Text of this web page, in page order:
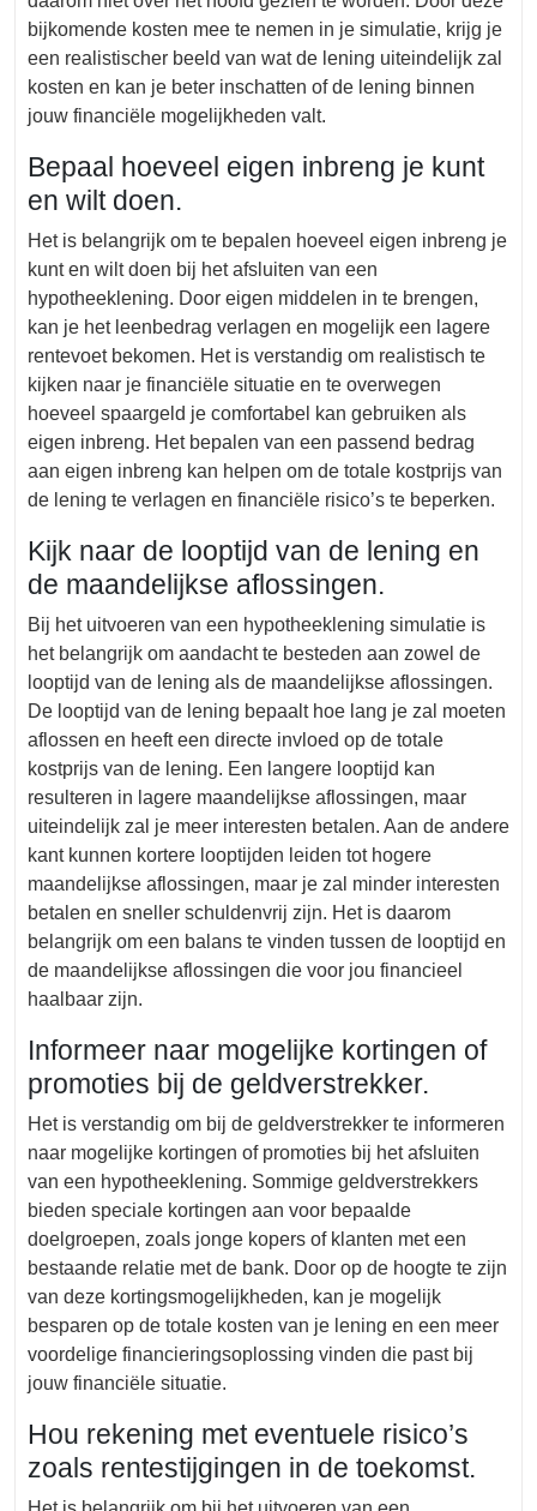
bijkomende kosten mee te nemen in je simulatie, krijg je
een realistischer beeld van wat de lening uiteindelijk zal
kosten en kan je beter inschatten of de lening binnen
jouw financiële mogelijkheden valt.
Bepaal hoeveel eigen inbreng je kunt
en wilt doen.
Het is belangrijk om te bepalen hoeveel eigen inbreng je
kunt en wilt doen bij het afsluiten van een
hypotheeklening. Door eigen middelen in te brengen,
kan je het leenbedrag verlagen en mogelijk een lagere
rentevoet bekomen. Het is verstandig om realistisch te
kijken naar je financiële situatie en te overwegen
hoeveel spaargeld je comfortabel kan gebruiken als
eigen inbreng. Het bepalen van een passend bedrag
aan eigen inbreng kan helpen om de totale kostprijs van
de lening te verlagen en financiële risico’s te beperken.
Kijk naar de looptijd van de lening en
de maandelijkse aflossingen.
Bij het uitvoeren van een hypotheeklening simulatie is
het belangrijk om aandacht te besteden aan zowel de
looptijd van de lening als de maandelijkse aflossingen.
De looptijd van de lening bepaalt hoe lang je zal moeten
aflossen en heeft een directe invloed op de totale
kostprijs van de lening. Een langere looptijd kan
resulteren in lagere maandelijkse aflossingen, maar
uiteindelijk zal je meer interesten betalen. Aan de andere
kant kunnen kortere looptijden leiden tot hogere
maandelijkse aflossingen, maar je zal minder interesten
betalen en sneller schuldenvrij zijn. Het is daarom
belangrijk om een balans te vinden tussen de looptijd en
de maandelijkse aflossingen die voor jou financieel
haalbaar zijn.
Informeer naar mogelijke kortingen of
promoties bij de geldverstrekker.
Het is verstandig om bij de geldverstrekker te informeren
naar mogelijke kortingen of promoties bij het afsluiten
van een hypotheeklening. Sommige geldverstrekkers
bieden speciale kortingen aan voor bepaalde
doelgroepen, zoals jonge kopers of klanten met een
bestaande relatie met de bank. Door op de hoogte te zijn
van deze kortingsmogelijkheden, kan je mogelijk
besparen op de totale kosten van je lening en een meer
voordelige financieringsoplossing vinden die past bij
jouw financiële situatie.
Hou rekening met eventuele risico’s
zoals rentestijgingen in de toekomst.